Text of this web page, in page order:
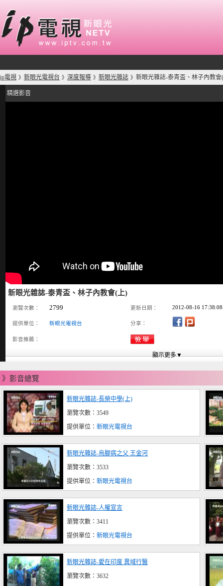
ip電視 》 新眼光電視台 》 深度報導 》 新眼光雜誌 》 新眼光雜誌-泰青盃、林子內教會
精選影音
新眼光雜誌-泰青盃、林子內教會(上)
瀏覽次數： 2799 更新日期： 2012-08-16 17:38:08
提供單位： 新眼光電視台 分享：
影音推薦：
》影音總覽
新眼光雜誌-長榮中學(上)
瀏覽次數：3549
提供單位： 新眼光電視台
新眼光雜誌-烏腳病之父 王金河
瀏覽次數：3533
提供單位： 新眼光電視台
新眼光雜誌-人權宣言
瀏覽次數：3411
提供單位： 新眼光電視台
新眼光雜誌-愛在印度 異域行醫
瀏覽次數：3632